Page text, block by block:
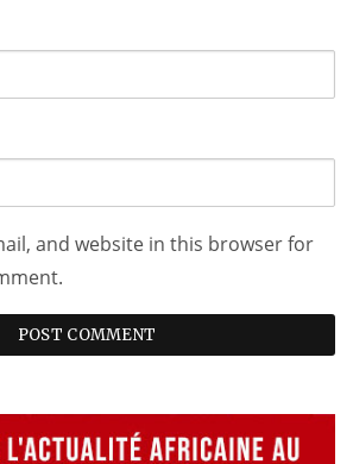
and website in this browser for